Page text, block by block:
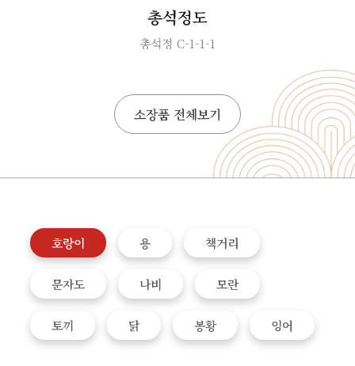
총석정도
총석정 C-1-1-1
소장품 전체보기
장
품 호랑이 용 책거리
문자도 나비 모란
토끼 닭 봉황 잉어